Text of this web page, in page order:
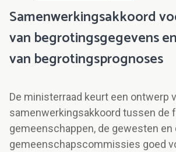
Samenwerkingsakkoord
van begrotingsgegevens
van begrotingsprognoses
De ministerraad keurt een ontwerp
samenwerkingsakkoord tussen de
gemeenschappen, de gewesten en
gemeenschapscommissies goed